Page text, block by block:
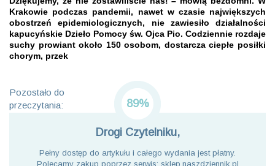
Krakowie podczas pandemii, nawet w czasie największych
obostrzeń epidemiologicznych, nie zawiesiło działalności
kapucyńskie Dzieło Pomocy św. Ojca Pio. Codziennie rozdaje
suchy prowiant około 150 osobom, dostarcza ciepłe posiłki
chorym, przek
Pozostało do
przeczytania:
89%
Drogi Czytelniku,
Pełny dostęp do artykułu i całego wydania jest płatny.
Polecamy zakup poprzez serwis: sklep.naszdziennik.pl